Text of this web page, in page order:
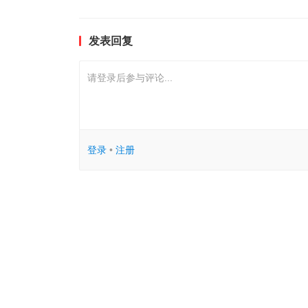
发表回复
请登录后参与评论...
登录• 注册